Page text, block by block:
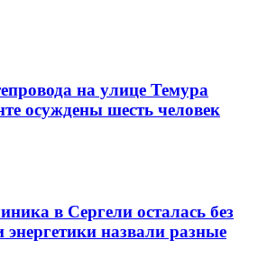
на улице Темура
осуждены шесть человек
в Сергели осталась без
энергетики назвали разные